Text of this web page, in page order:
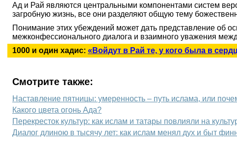
Ад и Рай являются центральными компонентами систем
загробную жизнь, все они разделяют общую тему
Понимание этих убеждений может дать представление об
межконфессионального диалога и взаимного уважения
1000 и один хадис: «Войдут в Рай те, у кого была в
Смотрите также:
Наставление пятницы: умеренность – путь ислама, или
Какого цвета огонь Ада?
Перекресток культур: как ислам и татары повлияли на
Диалог длиною в тысячу лет: как ислам менял дух и быт